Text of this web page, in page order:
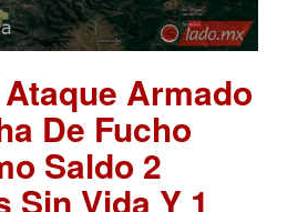
Armado
De Fucho
Saldo 2
Sin Vida Y 1